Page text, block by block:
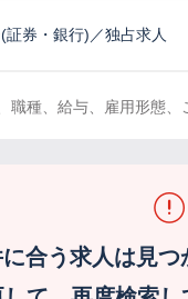
券・銀行)／独占求人
職種、給与、雇用形態、
合う求人は見つ